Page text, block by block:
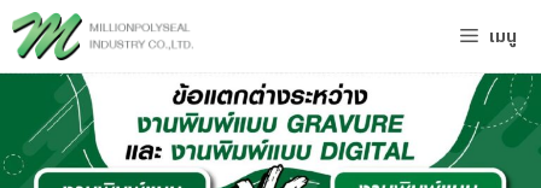
Skip
to
content
เมนู